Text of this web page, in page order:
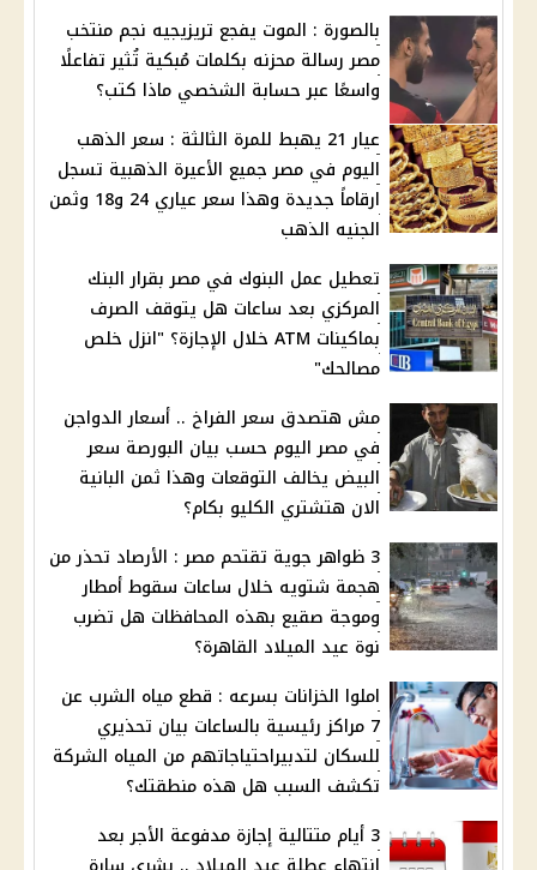
بالصورة : الموت يفجع تريزيجيه نجم منتخب
مصر رسالة محزنه بكلمات مُبكية تُثير تفاعلًا
واسعًا عبر حسابة الشخصي ماذا كتب؟
عيار 21 يهبط للمرة الثالثة : سعر الذهب
اليوم في مصر جميع الأعيرة الذهبية تسجل
ارقاماً جديدة وهذا سعر عياري 24 و18 وثمن
الجنيه الذهب
تعطيل عمل البنوك في مصر بقرار البنك
المركزي بعد ساعات هل يتوقف الصرف
بماكينات ATM خلال الإجازة؟ "انزل خلص
مصالحك"
مش هتصدق سعر الفراخ .. أسعار الدواجن
في مصر اليوم حسب بيان البورصة سعر
البيض يخالف التوقعات وهذا ثمن البانية
الان هتشتري الكليو بكام؟
3 ظواهر جوية تقتحم مصر : الأرصاد تحذر من
هجمة شتويه خلال ساعات سقوط أمطار
وموجة صقيع بهذه المحافظات هل تضرب
نوة عيد الميلاد القاهرة؟
املوا الخزانات بسرعه : قطع مياه الشرب عن
7 مراكز رئيسية بالساعات بيان تحذيري
للسكان لتدبيراحتياجاتهم من المياه الشركة
تكشف السبب هل هذه منطقتك؟
3 أيام متتالية إجازة مدفوعة الأجر بعد